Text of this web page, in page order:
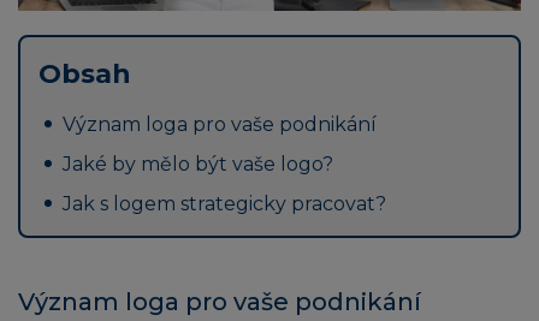
Obsah
Význam loga pro vaše podnikání
Jaké by mělo být vaše logo?
Jak s logem strategicky pracovat?
Význam loga pro vaše podnikání